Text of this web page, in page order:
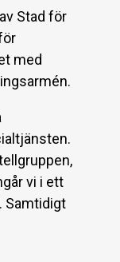
Stad för
med
vi i ett
Samtidigt